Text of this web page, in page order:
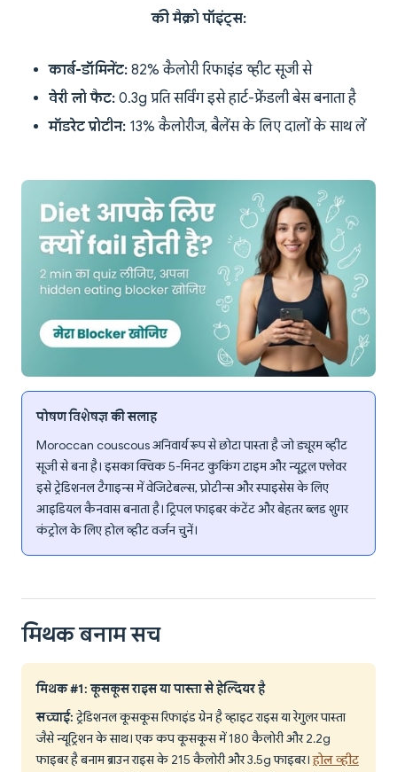
की मैक्रो पॉइंट्स:
कार्ब-डॉमिनेंट: 82% कैलोरी रिफाइंड व्हीट सूजी से
वेरी लो फैट: 0.3g प्रति सर्विंग इसे हार्ट-फ्रेंडली बेस बनाता है
मॉडरेट प्रोटीन: 13% कैलोरीज, बैलेंस के लिए दालों के साथ लें
पोषण विशेषज्ञ की सलाह
Moroccan couscous अनिवार्य रूप से छोटा पास्ता है जो ड्यूरम व्हीट
सूजी से बना है। इसका क्विक 5-मिनट कुकिंग टाइम और न्यूट्रल फ्लेवर
इसे ट्रेडिशनल टैगाइन्स में वेजिटेबल्स, प्रोटीन्स और स्पाइसेस के लिए
आइडियल कैनवास बनाता है। ट्रिपल फाइबर कंटेंट और बेहतर ब्लड शुगर
कंट्रोल के लिए होल व्हीट वर्जन चुनें।
मिथक बनाम सच
मिथक #1: कूसकूस राइस या पास्ता से हेल्दियर है
सच्चाई:ट्रेडिशनल कूसकूस रिफाइंड ग्रेन है व्हाइट राइस या रेगुलर पास्ता
जैसे न्यूट्रिशन के साथ। एक कप कूसकूस में 180 कैलोरी और 2.2g
फाइबर है बनाम ब्राउन राइस के 215 कैलोरी और 3.5g फाइबर।होल व्हीट